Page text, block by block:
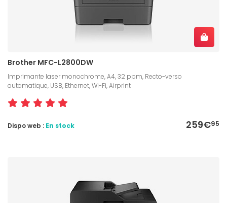
Brother MFC-L2800DW
Imprimante laser monochrome, A4, 32 ppm, Recto-verso
automatique, USB, Ethernet, Wi-Fi, Airprint
259€95
Dispo web : En stock